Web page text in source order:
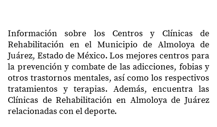
Información sobre los Centros y Clínicas de
Rehabilitación en el Municipio de Almoloya de
Juárez, Estado de México. Los mejores centros para
la prevención y combate de las adicciones, fobias y
otros trastornos mentales, así como los respectivos
tratamientos y terapias. Además, encuentra las
Clínicas de Rehabilitación en Almoloya de Juárez
relacionadas con el deporte.